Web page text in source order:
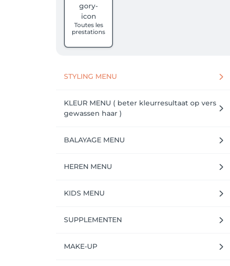
Liefs Cornelia
Toutes les
prestations
STYLING MENU
KLEUR MENU ( beter kleurresultaat op vers
gewassen haar )
BALAYAGE MENU
HEREN MENU
KIDS MENU
SUPPLEMENTEN
MAKE-UP